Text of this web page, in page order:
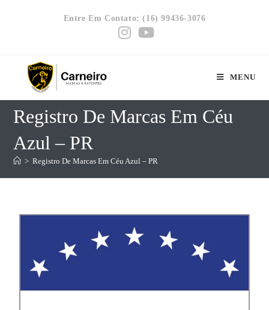
Entre Em Contato: (16) 99436-3076
MENU
Registro De Marcas Em Céu
Azul – PR
> Registro De Marcas Em Céu Azul – PR